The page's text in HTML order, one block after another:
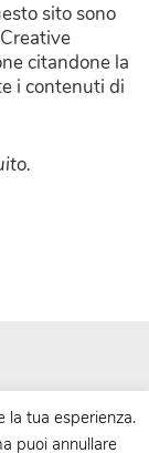
sito sono
citandone la
i contenuti di
la tua esperienza.
puoi annullare